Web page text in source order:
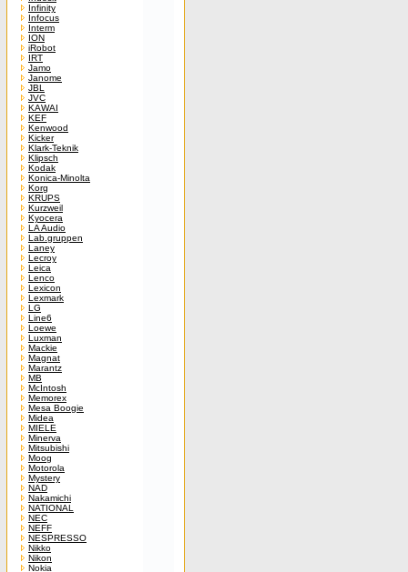
Infinity
Infocus
Interm
ION
iRobot
IRT
Jamo
Janome
JBL
JVC
KAWAI
KEF
Kenwood
Kicker
Klark-Teknik
Klipsch
Kodak
Konica-Minolta
Korg
KRUPS
Kurzweil
Kyocera
LA Audio
Lab.gruppen
Laney
Lecroy
Leica
Lenco
Lexicon
Lexmark
LG
Line6
Loewe
Luxman
Mackie
Magnat
Marantz
MB
McIntosh
Memorex
Mesa Boogie
Midea
MIELE
Minerva
Mitsubishi
Moog
Motorola
Mystery
NAD
Nakamichi
NATIONAL
NEC
NEFF
NESPRESSO
Nikko
Nikon
Nokia